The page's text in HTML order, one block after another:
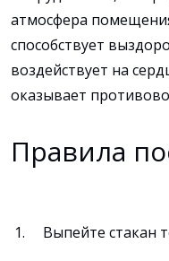
атмосфера
способствует
воздействует на
оказывает
Правила
Выпейте стакан